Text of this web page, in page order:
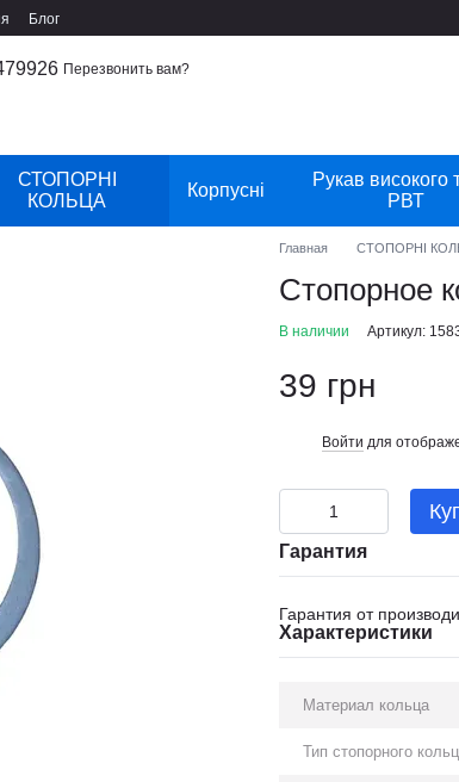
Блог
Перезвонить вам?
СТОПОРНІ
КОЛЬЦА
Корпусні
Рукав високого
РВТ
Главная СТОПОРНІ
Стопорное
В наличии Артикул:
39 грн
Войти для
Гарантия
Гарантия от
Характеристики
Материал кольца
Тип стопорного